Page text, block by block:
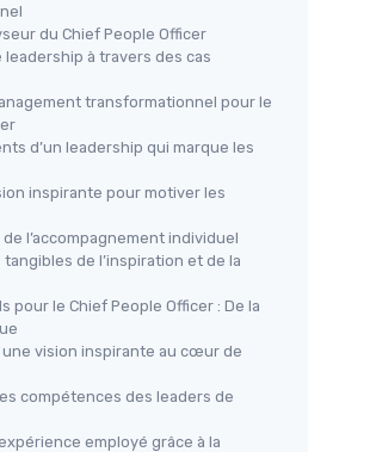
du Chief People Officer
leadership à travers des cas
transformationnel pour le
d’un leadership qui marque les
inspirante pour motiver les
de l’accompagnement individuel
de l’inspiration et de la
pour le Chief People Officer : De la
vision inspirante au cœur de
compétences des leaders de
employé grâce à la